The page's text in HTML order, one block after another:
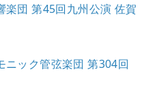
楽団 第45回九州公演 佐賀
ニック管弦楽団 第304回